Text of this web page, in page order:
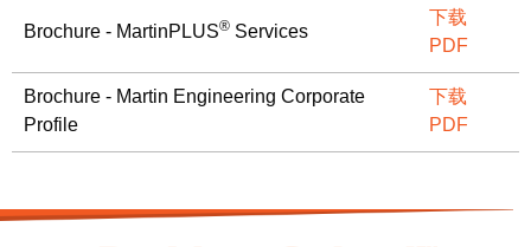
Brochure - MartinPLUS® Services
下载
PDF
Brochure - Martin Engineering Corporate
Profile
下载
PDF